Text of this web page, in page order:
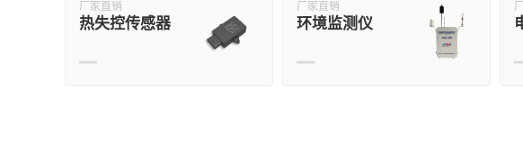
厂家直销
热失控传感器
厂家直销
环境监测仪